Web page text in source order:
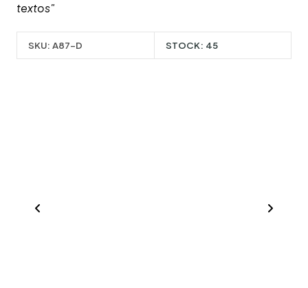
textos"
SKU: A87-D STOCK: 45